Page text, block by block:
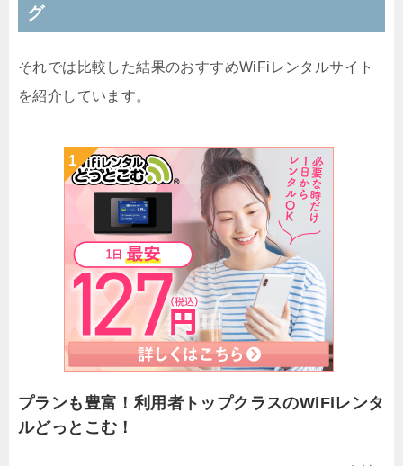
グ
それでは比較した結果のおすすめWiFiレンタルサイト
を紹介しています。
プランも豊富！利用者トップクラスのWiFiレンタ
ルどっとこむ！